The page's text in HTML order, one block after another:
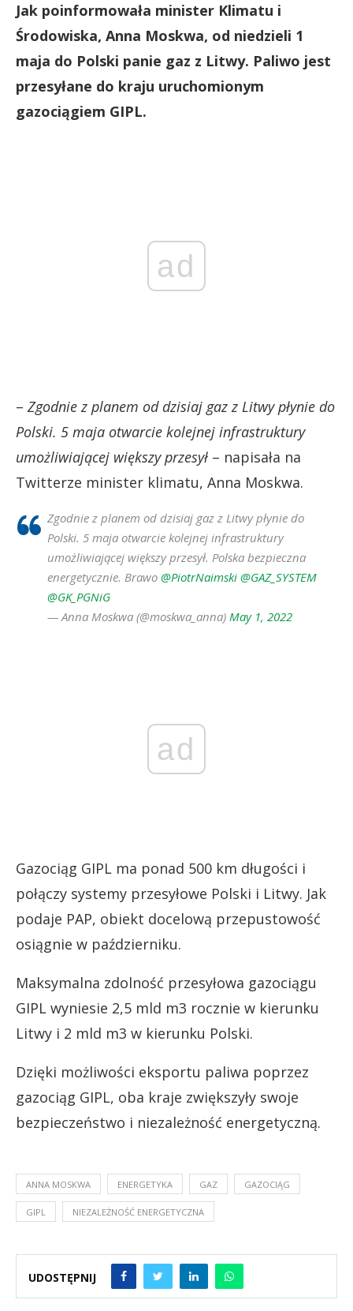
Jak poinformowała minister Klimatu i
Środowiska, Anna Moskwa, od niedzieli 1
maja do Polski panie gaz z Litwy. Paliwo jest
przesyłane do kraju uruchomionym
gazociągiem GIPL.
ad
– Zgodnie z planem od dzisiaj gaz z Litwy płynie do
Polski. 5 maja otwarcie kolejnej infrastruktury
umożliwiającej większy przesył – napisała na
Twitterze minister klimatu, Anna Moskwa.
Zgodnie z planem od dzisiaj gaz z Litwy płynie do
Polski. 5 maja otwarcie kolejnej infrastruktury
umożliwiającej większy przesył. Polska bezpieczna
energetycznie. Brawo @PiotrNaimski @GAZ_SYSTEM
@GK_PGNiG
— Anna Moskwa (@moskwa_anna) May 1, 2022
ad
Gazociąg GIPL ma ponad 500 km długości i
połączy systemy przesyłowe Polski i Litwy. Jak
podaje PAP, obiekt docelową przepustowość
osiągnie w październiku.
Maksymalna zdolność przesyłowa gazociągu
GIPL wyniesie 2,5 mld m3 rocznie w kierunku
Litwy i 2 mld m3 w kierunku Polski.
Dzięki możliwości eksportu paliwa poprzez
gazociąg GIPL, oba kraje zwiększyły swoje
bezpieczeństwo i niezależność energetyczną.
ANNA MOSKWA ENERGETYKA GAZ GAZOCIĄG
GIPL NIEZALEŻNOŚĆ ENERGETYCZNA
UDOSTĘPNIJ